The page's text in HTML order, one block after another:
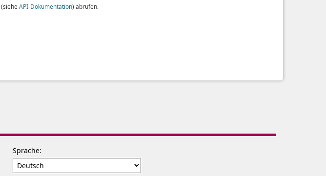
(siehe API-Dokumentation) abrufen.
Sprache